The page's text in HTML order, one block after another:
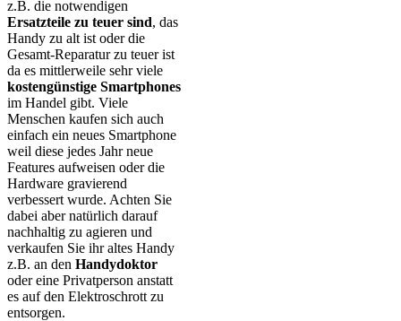
z.B. die notwendigen
Ersatzteile zu teuer sind, das
Handy zu alt ist oder die
Gesamt-Reparatur zu teuer ist
da es mittlerweile sehr viele
kostengünstige Smartphones
im Handel gibt. Viele
Menschen kaufen sich auch
einfach ein neues Smartphone
weil diese jedes Jahr neue
Features aufweisen oder die
Hardware gravierend
verbessert wurde. Achten Sie
dabei aber natürlich darauf
nachhaltig zu agieren und
verkaufen Sie ihr altes Handy
z.B. an den Handydoktor
oder eine Privatperson anstatt
es auf den Elektroschrott zu
entsorgen.